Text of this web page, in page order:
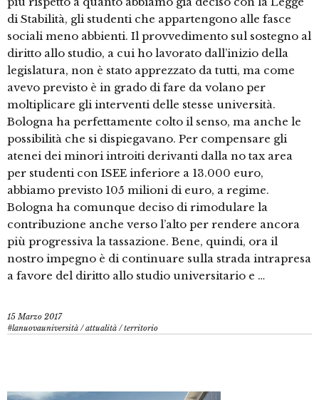
di Stabilità, gli studenti che appartengono alle fasce
sociali meno abbienti. Il provvedimento sul sostegno al
diritto allo studio, a cui ho lavorato dall’inizio della
legislatura, non è stato apprezzato da tutti, ma come
avevo previsto è in grado di fare da volano per
moltiplicare gli interventi delle stesse università.
Bologna ha perfettamente colto il senso, ma anche le
possibilità che si dispiegavano. Per compensare gli
atenei dei minori introiti derivanti dalla no tax area
per studenti con ISEE inferiore a 13.000 euro,
abbiamo previsto 105 milioni di euro, a regime.
Bologna ha comunque deciso di rimodulare la
contribuzione anche verso l’alto per rendere ancora
più progressiva la tassazione. Bene, quindi, ora il
nostro impegno è di continuare sulla strada intrapresa
a favore del diritto allo studio universitario e …
15 Marzo 2017
#lanuovauniversità /attualità /territorio